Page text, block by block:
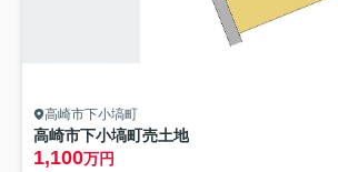
高崎市下小塙町
高崎市下小塙町売土地
1,100万円